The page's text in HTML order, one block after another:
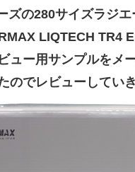
ズの280サイズラジ
LIQTECH TR4
ュー用サンプルをメ
のでレビューしていき